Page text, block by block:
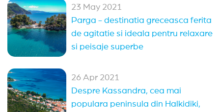
23 May 2021
Parga - destinatia greceasca ferita
de agitatie si ideala pentru relaxare
si peisaje superbe
26 Apr 2021
Despre Kassandra, cea mai
populara peninsula din Halkidiki,